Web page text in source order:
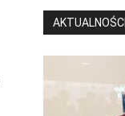
AKTUALNOŚCI